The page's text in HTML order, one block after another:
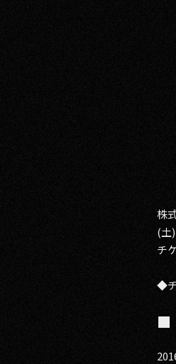
PRIVACY POLICY
株
(土
チ
◆
■